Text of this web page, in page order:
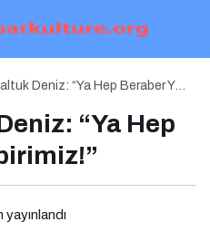
Deniz: “Ya Hep Beraber Ya
“Ya Hep
ve Dr. Zeynel Abidin